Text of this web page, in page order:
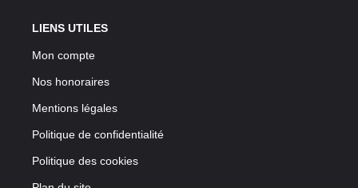
LIENS UTILES
Mon compte
Nos honoraires
Mentions légales
Politique de confidentialité
Politique des cookies